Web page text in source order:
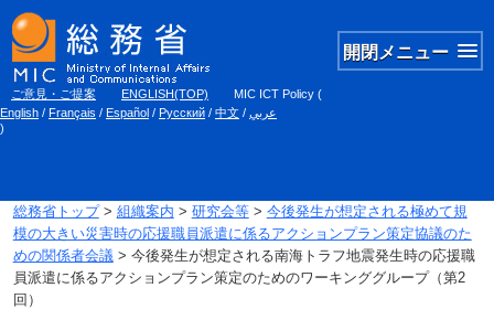
開閉メニュー
ご意見・ご提案 ENGLISH(TOP) MIC ICT Policy (
English / Français / Español / Русский / 中文 / عربي
)
総務省トップ> 組織案内 > 研究会等> 今後発生が想定される極めて規
模の大きい災害時の応援職員派遣に係るアクションプラン策定協議のた
めの関係者会議> 今後発生が想定される南海トラフ地震発生時の応援職
員派遣に係るアクションプラン策定のためのワーキンググループ（第2
回）